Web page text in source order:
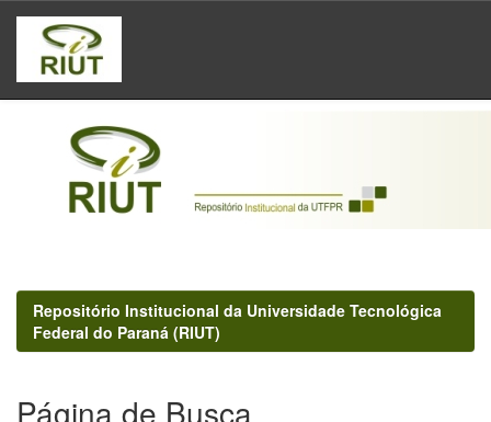
Skip
navigation
Repositório Institucional da Universidade Tecnológica
Federal do Paraná (RIUT)
Página de Busca